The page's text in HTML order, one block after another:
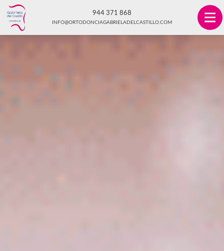
944 371 868
INFO@ORTODONCIAGABRIELADELCASTILLO.COM